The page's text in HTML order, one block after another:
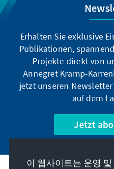
Erhalten Sie exklusive
Publikationen,
Projekte direkt von
Annegret Kramp-
jetzt unseren
auf dem
Jetzt
이 웹사이트는 운영